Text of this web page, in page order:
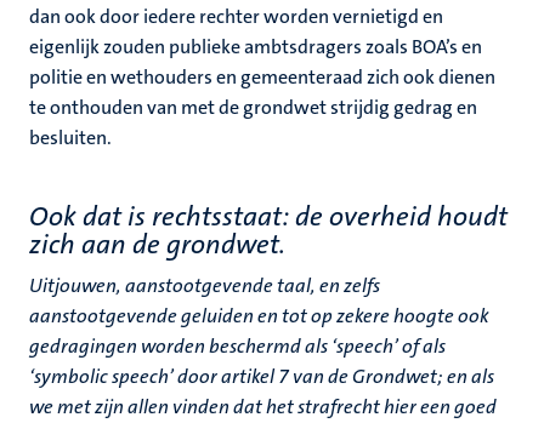
dan ook door iedere rechter worden vernietigd en
eigenlijk zouden publieke ambtsdragers zoals BOA’s en
politie en wethouders en gemeenteraad zich ook dienen
te onthouden van met de grondwet strijdig gedrag en
besluiten.
Ook dat is rechtsstaat: de overheid houdt
zich aan de grondwet.
Uitjouwen, aanstootgevende taal, en zelfs
aanstootgevende geluiden en tot op zekere hoogte ook
gedragingen worden beschermd als ‘speech’ of als
‘symbolic speech’ door artikel 7 van de Grondwet; en als
we met zijn allen vinden dat het strafrecht hier een goed